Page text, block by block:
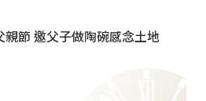
親節 邀父子做陶碗感念土地